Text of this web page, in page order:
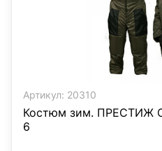
Артикул: 20310
Костюм зим. ПРЕСТИЖ
6